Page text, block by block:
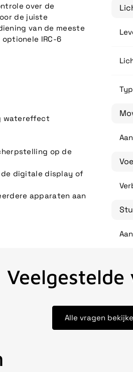
over de
de juiste
van de meeste
IRC-6
watereffect
op de
de digitale display of
apparaten aan
Veelgestelde
Alle vragen